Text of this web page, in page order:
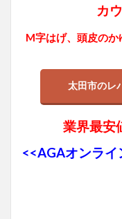
カ
M字はげ、頭皮の
太田市のレ
業界最安
<<AGAオンラ